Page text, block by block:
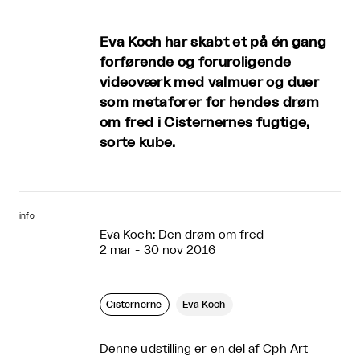
Eva Koch har skabt et på én gang
forførende og foruroligende
videoværk med valmuer og duer
som metaforer for hendes drøm
om fred i Cisternernes fugtige,
sorte kube.
info
Eva Koch: Den drøm om fred
2 mar - 30 nov 2016
Cisternerne Eva Koch
Denne udstilling er en del af Cph Art